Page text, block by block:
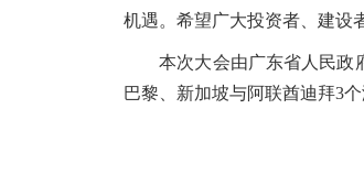
机遇。希望广大投资者、建设
本次大会由广东省人民政府
巴黎、新加坡与阿联酋迪拜3个